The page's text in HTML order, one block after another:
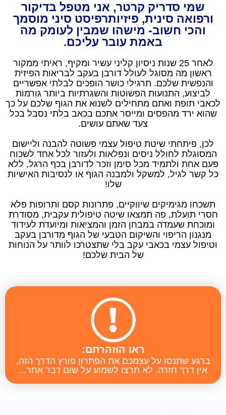
שמי סדריק קרטר, אני מטפל בדיקור
ורפואה סינית, פיזיותרפיסט סיני מוסמך
והכי חשוב- מישהו שמבין לעומק מה
באמת עובר עליכם.
לאחר 25 שנות ניסיון קליני עשיר ומקיף, ראיתי ממקור
ראשון מה מסוגל לעולל דורבן בעקב לבריאות הפיזית
והנפשית שלכם. תרגילי כושר הופכים לבלתי אפשריים
לביצוע, התנועות הפשוטות והשגרתיות ביותר גורמות
לכאבי תופת ואתם מתחילים לשנוא את הגוף שלכם על כך
שהוא ירד מהפסים ומייסר אתכם בכאב בלתי נסבל בכל
צעד שאתם עושים.
לכן, פיתחתי שיטת טיפול עצמי פשוטה להבנה וליישום
המסוגלת לחולל ניסים ונפלאות ולעזור לכל אחד לשכוח
פעם אחת ולתמיד מכל סימן וזכר לדורבן בכף הרגל, ללא
כל קשר לגיל, למשקל ולמבנה הגוף או לנסיבות האישיות
שלו!
תשכחו מגימיקים שיווקיים, פתרונות קסם ותרופות פלא
חסרי תועלת, פה תמצאו שיטה טיפולית עקבית, מסודרת
ומוכחת שעמדה במבחן הזמן והמציאות ומיועדת לעידוד
מנגנון הריפוי והשיקום הטבעי של הגוף מדורבן בעקב
וטיפול עצמי בכאבי עקב בלי שתצטרכו לוותר על הנוחות
של הבית שלכם!
ראו הוזהרתם:
ברגע שתנסו על עצמכם את הפתרון פורץ הדרך הזה,
אין דרך חזרה. לא תרצו לשמוע על שום דבר אחר...